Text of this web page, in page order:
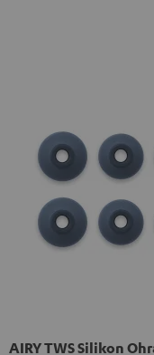
AIRY TWS Silikon